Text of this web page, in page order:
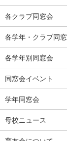
各クラブ同窓会
各学年・クラブ同
各学年別同窓会
同窓会イベント
学年同窓会
母校ニュース